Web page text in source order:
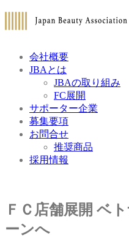
会社概要
JBAとは
JBAの取り組み
FC展開
サポーター企業
募集要項
お問合せ
推奨商品
採用情報
ＦＣ店舗展開 ベ
ーンへ